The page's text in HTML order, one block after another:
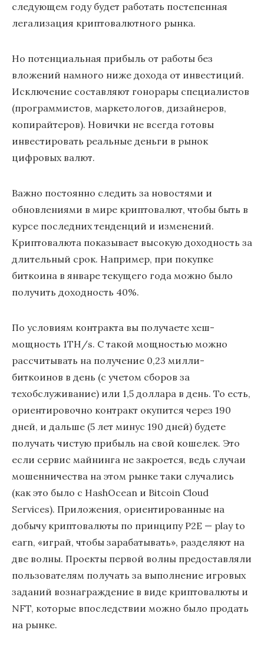
следующем году будет работать постепенная
легализация криптовалютного рынка.
Но потенциальная прибыль от работы без
вложений намного ниже дохода от инвестиций.
Исключение составляют гонорары специалистов
(программистов, маркетологов, дизайнеров,
копирайтеров). Новички не всегда готовы
инвестировать реальные деньги в рынок
цифровых валют.
Важно постоянно следить за новостями и
обновлениями в мире криптовалют, чтобы быть в
курсе последних тенденций и изменений.
Криптовалюта показывает высокую доходность за
длительный срок. Например, при покупке
биткоина в январе текущего года можно было
получить доходность 40%.
По условиям контракта вы получаете хеш-
мощность 1ТН/s. С такой мощностью можно
рассчитывать на получение 0,23 милли-
биткоинов в день (с учетом сборов за
техобслуживание) или 1,5 доллара в день. То есть,
ориентировочно контракт окупится через 190
дней, и дальше (5 лет минус 190 дней) будете
получать чистую прибыль на свой кошелек. Это
если сервис майнинга не закроется, ведь случаи
мошенничества на этом рынке таки случались
(как это было с HashOcean и Bitcoin Cloud
Services). Приложения, ориентированные на
добычу криптовалюты по принципу P2E — play to
earn, «играй, чтобы зарабатывать», разделяют на
две волны. Проекты первой волны предоставляли
пользователям получать за выполнение игровых
заданий вознаграждение в виде криптовалюты и
NFT, которые впоследствии можно было продать
на рынке.